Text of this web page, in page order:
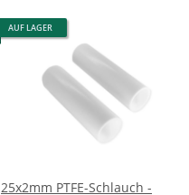
AUF LAGER
25x2mm PTFE-Schlauch -